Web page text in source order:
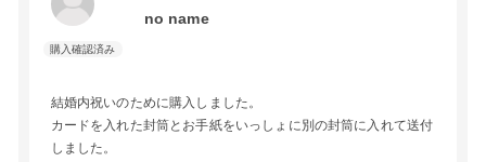
no name
結婚内祝いのために購入しました。
カードを入れた封筒とお手紙をいっしょに別の封筒に入れて送付
しました。